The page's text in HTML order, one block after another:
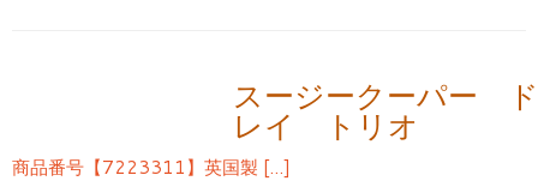
スージークーパー
レイ トリオ
商品番号【7223311】英国製 […]